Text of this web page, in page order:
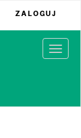
ZALOGUJ